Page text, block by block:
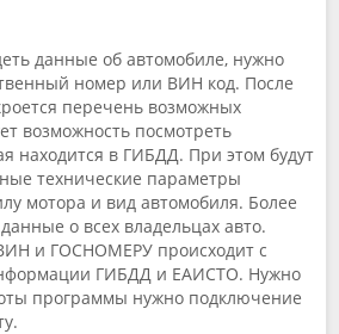
данные об автомобиле, нужно
номер или ВИН код. После
перечень возможных
возможность посмотреть
находится в ГИБДД. При этом будут
технические параметры
мотора и вид автомобиля. Более
о всех владельцах авто.
и ГОСНОМЕРУ происходит с
ГИБДД и ЕАИСТО. Нужно
программы нужно подключение